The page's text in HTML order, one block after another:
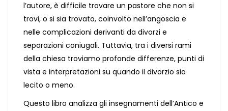
l’autore, è difficile trovare un pastore che non si
trovi, o si sia trovato, coinvolto nell’angoscia e
nelle complicazioni derivanti da divorzi e
separazioni coniugali. Tuttavia, tra i diversi rami
della chiesa troviamo profonde differenze, punti di
vista e interpretazioni su quando il divorzio sia
lecito o meno.
Questo libro analizza gli insegnamenti dell’Antico e